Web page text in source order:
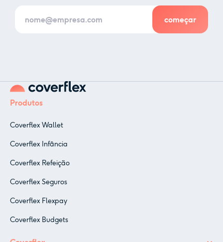
Produtos
Coverflex Wallet
Coverflex Infância
Coverflex Refeição
Coverflex Seguros
Coverflex Flexpay
Coverflex Budgets